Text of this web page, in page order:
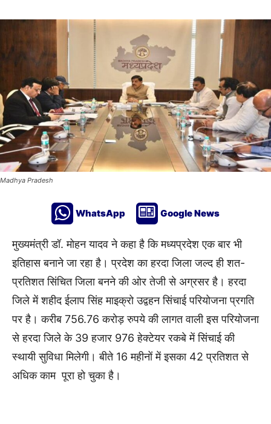
Madhya Pradesh
WhatsApp Google News
मुख्यमंत्री डॉ. मोहन यादव ने कहा है कि मध्यप्रदेश एक बार भी
इतिहास बनाने जा रहा है। प्रदेश का हरदा जिला जल्द ही शत-
प्रतिशत सिंचित जिला बनने की ओर तेजी से अग्रसर है। हरदा
जिले में शहीद ईलाप सिंह माइक्रो उद्वहन सिंचाई परियोजना प्रगति
पर है। करीब 756.76 करोड़ रुपये की लागत वाली इस परियोजना
से हरदा जिले के 39 हजार 976 हेक्टेयर रकबे में सिंचाई की
स्थायी सुविधा मिलेगी। बीते 16 महीनों में इसका 42 प्रतिशत से
अधिक काम पूरा हो चुका है।